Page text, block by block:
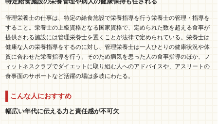
管理栄養士の仕事は、特定の給食施設で栄養指導を行う栄養士の管理・指導を
すること。栄養士の上級資格となる国家資格で、定められた数を超える食事が
提供される施設には管理栄養士を置くことが法律で定められている。栄養士は
健康な人の栄養指導をするのに対し、管理栄養士は一人ひとりの健康状況や体
質に合わせた栄養指導を行う。そのため病気を患った人の食事指導のほか、フ
ィットネスクラブでダイエットに取り組む人へのアドバイスや、アスリートの
食事面のサポートなど活躍の場は多岐にわたる。
こんな人におすすめ
幅広い年代に伝える力と責任感が不可欠